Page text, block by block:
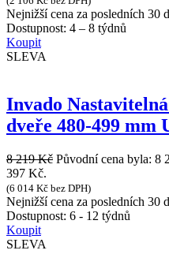
Nejnižší cena za posledních 30
Dostupnost: 4 – 8 týdnů
Koupit
SLEVA
Invado
dveře 480-499 mm
8 219Kč Původní cena byla: 8
397 Kč.
(6 014 Kč bez DPH)
Nejnižší cena za posledních 30
Dostupnost: 6 - 12 týdnů
Koupit
SLEVA